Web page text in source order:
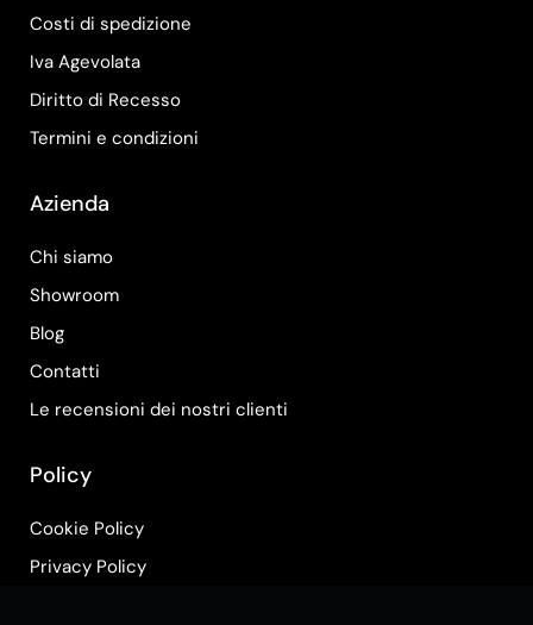
Costi di spedizione
Iva Agevolata
Diritto di Recesso
Termini e condizioni
Azienda
Chi siamo
Showroom
Blog
Contatti
Le recensioni dei nostri clienti
Policy
Cookie Policy
Privacy Policy